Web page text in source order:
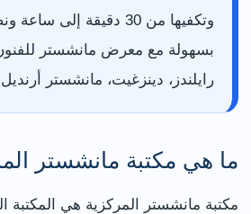
وتكفيها من 30 دقيقة
بسهولة مع معرض مانشستر
رايلندز، دينزغيت، مانشستر
ما هي مكتبة مانشستر
مكتبة مانشستر المركزية هي المكتبة